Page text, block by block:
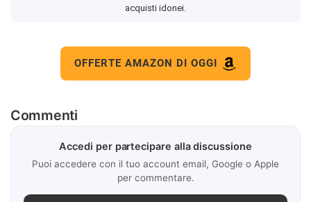
acquisti idonei.
OFFERTE AMAZON DI OGGI
Commenti
Accedi per partecipare alla discussione
Puoi accedere con il tuo account email, Google o Apple
per commentare.